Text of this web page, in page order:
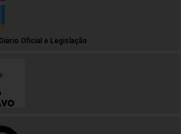
Diário Oficial e Legislação